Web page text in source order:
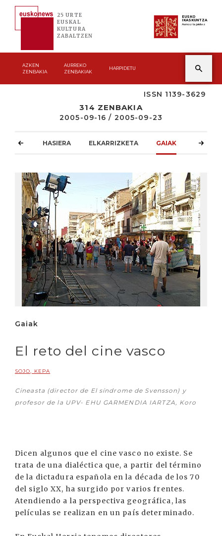
25 URTE
EUSKAL
KULTURA
ZABALTZEN
EUSKO
IKASKUNTZA
Asmoz ta jakitez
AZKEN
ZENBAKIA
AURREKO
ZENBAKIAK
HARPIDETU
ISSN 1139-3629
314 ZENBAKIA
2005-09-16 / 2005-09-23
HASIERA ELKARRIZKETA GAIAK
Gaiak
El reto del cine vasco
SOJO, KEPA
Cineasta (director de El síndrome de Svensson) y
profesor de la UPV- EHU GARMENDIA IARTZA, Koro
Dicen algunos que el cine vasco no existe. Se
trata de una dialéctica que, a partir del término
de la dictadura española en la década de los 70
del siglo XX, ha surgido por varios frentes.
Atendiendo a la perspectiva geográfica, las
películas se realizan en un país determinado.